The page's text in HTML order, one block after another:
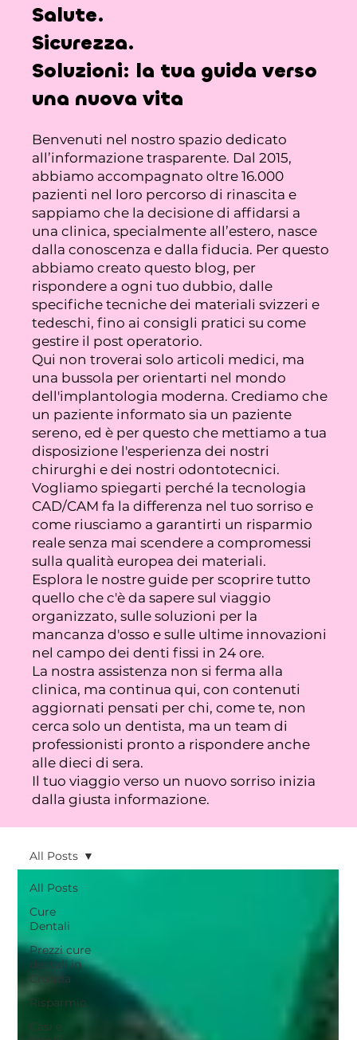
Salute.
Sicurezza.
Soluzioni: la tua guida verso
una nuova vita
Benvenuti nel nostro spazio dedicato
all’informazione trasparente. Dal 2015,
abbiamo accompagnato oltre 16.000
pazienti nel loro percorso di rinascita e
sappiamo che la decisione di affidarsi a
una clinica, specialmente all’estero, nasce
dalla conoscenza e dalla fiducia. Per questo
abbiamo creato questo blog, per
rispondere a ogni tuo dubbio, dalle
specifiche tecniche dei materiali svizzeri e
tedeschi, fino ai consigli pratici su come
gestire il post operatorio.
Qui non troverai solo articoli medici, ma
una bussola per orientarti nel mondo
dell'implantologia moderna. Crediamo che
un paziente informato sia un paziente
sereno, ed è per questo che mettiamo a tua
disposizione l'esperienza dei nostri
chirurghi e dei nostri odontotecnici.
Vogliamo spiegarti perché la tecnologia
CAD/CAM fa la differenza nel tuo sorriso e
come riusciamo a garantirti un risparmio
reale senza mai scendere a compromessi
sulla qualità europea dei materiali.
Esplora le nostre guide per scoprire tutto
quello che c'è da sapere sul viaggio
organizzato, sulle soluzioni per la
mancanza d'osso e sulle ultime innovazioni
nel campo dei denti fissi in 24 ore.
La nostra assistenza non si ferma alla
clinica, ma continua qui, con contenuti
aggiornati pensati per chi, come te, non
cerca solo un dentista, ma un team di
professionisti pronto a rispondere anche
alle dieci di sera.
Il tuo viaggio verso un nuovo sorriso inizia
dalla giusta informazione.
All Posts
Cure
Dentali
Prezzi cure
dentali in
Croazia
Risparmio
Casi e
All Posts